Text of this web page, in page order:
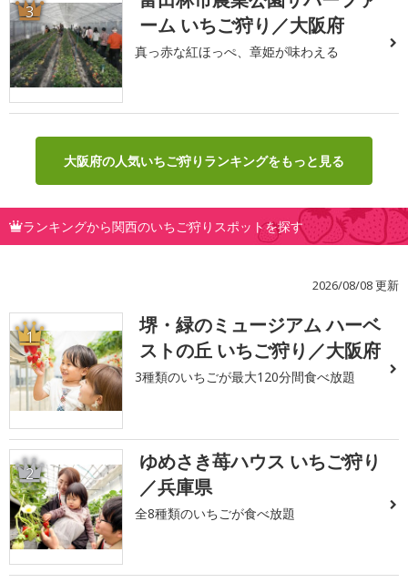
3
ーム いちご狩り／大阪府
真っ赤な紅ほっぺ、章姫が味わえる
大阪府の人気いちご狩りランキングをもっと見る
ランキングから関西のいちご狩りスポットを探す
2026/08/08 更新
1
堺・緑のミュージアム ハーベ
ストの丘 いちご狩り／大阪府
3種類のいちごが最大120分間食べ放題
2
ゆめさき苺ハウス いちご狩り
／兵庫県
全8種類のいちごが食べ放題